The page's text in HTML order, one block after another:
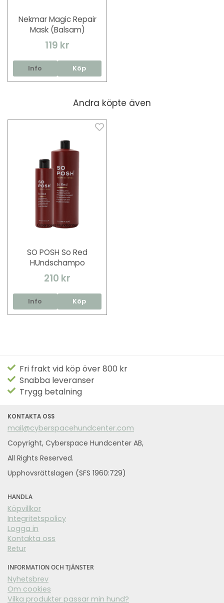
Nekmar Magic Repair
Mask (Balsam)
119 kr
Info Köp
Andra köpte även
SO POSH So Red
HUndschampo
210 kr
Info Köp
Fri frakt vid köp över 800 kr
Snabba leveranser
Trygg betalning
KONTAKTA OSS
mail@cyberspacehundcenter.com
Copyright, Cyberspace Hundcenter AB,
All Rights Reserved.
Upphovsrättslagen (SFS 1960:729)
HANDLA
Köpvillkor
Integritetspolicy
Logga in
Kontakta oss
Retur
INFORMATION OCH TJÄNSTER
Nyhetsbrev
Om cookies
Vilka produkter passar min hund?